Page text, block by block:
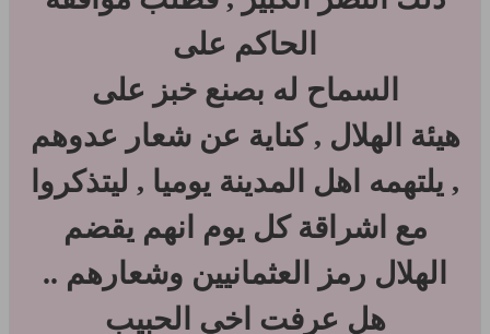
الحاكم على
السماح له بصنع خبز على
هيئة الهلال , كناية عن شعار عدوهم
, يلتهمه اهل المدينة يوميا , ليتذكروا
مع اشراقة كل يوم انهم يقضم
الهلال رمز العثمانيين وشعارهم ..
هل عرفت اخي الحبيب